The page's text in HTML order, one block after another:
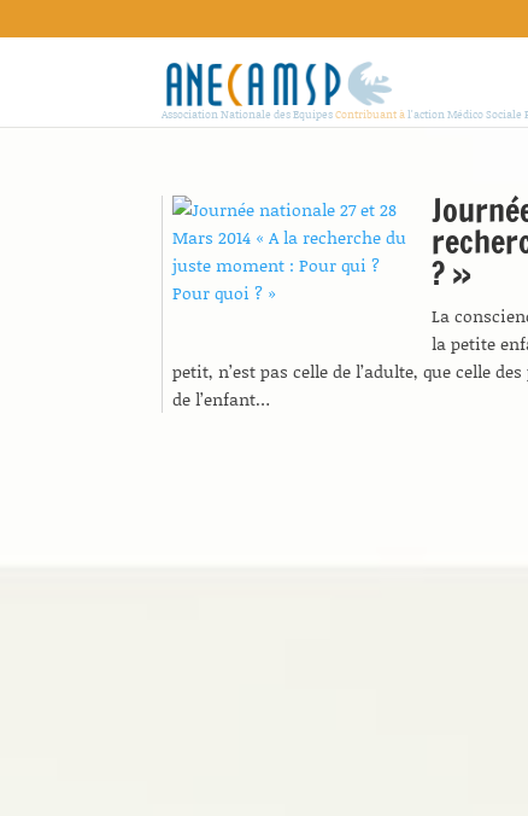
Association Nationale des EquipesContribuant àl'action Médico Sociale
? »
La
la petite
petit, n’est pas celle de l’adulte, que celle
de l’enfant…